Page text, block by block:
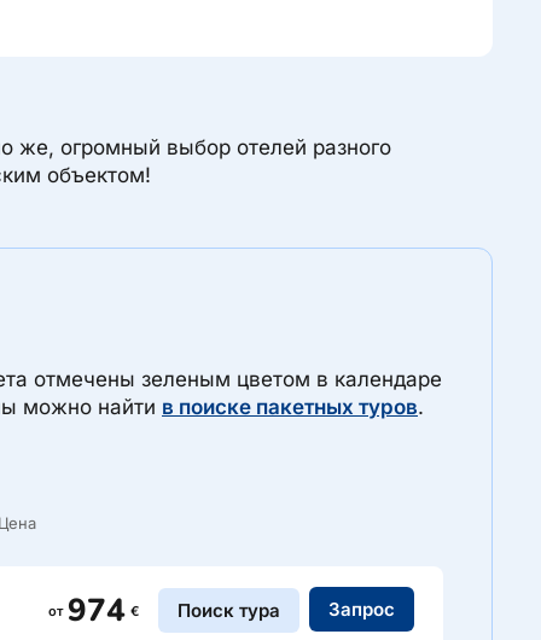
же, огромный выбор отелей разного
объектом!
отмечены зеленым цветом в календаре
можно найти в поиске пакетных туров.
Цена
от 974 € Поиск тура Запрос